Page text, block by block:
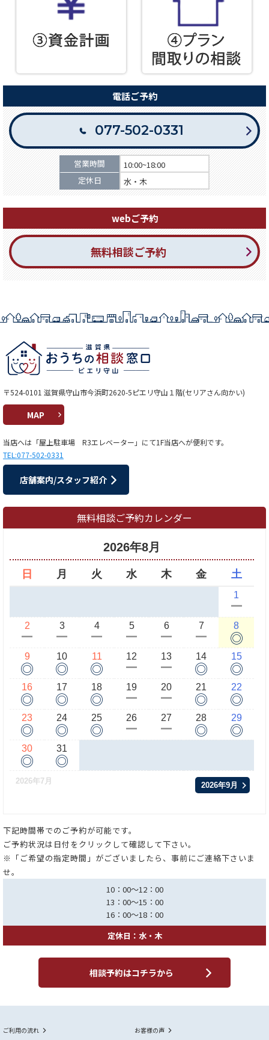
電話ご予約
077-502-0331
営業時間
10:00~18:00
定休日
水・木
webご予約
無料相談ご予約
〒524-0101 滋賀県守山市今浜町2620-5ピエリ守山１階(セリアさん向かい)
MAP
当店へは「屋上駐車場 R3エレベーター」にて1F当店へが便利です。
TEL:077-502-0331
店舗案内/スタッフ紹介
無料相談ご予約カレンダー
2026年8月
日 月 火 水 木 金 土
1
ー
2
ー
3
ー
4
ー
5
ー
6
ー
7
ー
8
◎
9
◎
10
◎
11
◎
12
ー
13
ー
14
◎
15
◎
16
◎
17
◎
18
◎
19
ー
20
ー
21
◎
22
◎
23
◎
24
◎
25
◎
26
ー
27
ー
28
◎
29
◎
30
◎
31
◎
2026年7月 2026年9月
下記時間帯でのご予約が可能です。
ご予約状況は日付をクリックして確認して下さい。
※「ご希望の指定時間」がございましたら、事前にご連絡下さいま
せ。
10：00～12：00
13：00～15：00
16：00～18：00
定休日：水・木
相談予約はコチラから
ご利用の流れ お客様の声